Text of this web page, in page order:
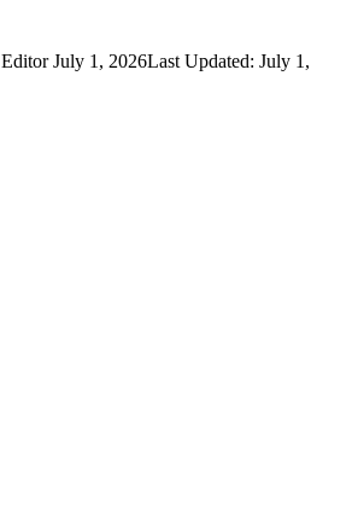
Editor July 1, 2026Last Updated: July 1,